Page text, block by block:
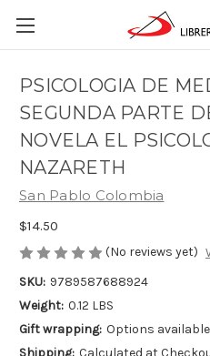
PSICOLOGIA DE
SEGUNDA PARTE
NOVELA EL
NAZARETH
San Pablo Colombia
$14.50
(No reviews yet)
SKU: 9789587688924
Weight: 0.12 LBS
Gift wrapping: Options available
Shipping: Calculated at